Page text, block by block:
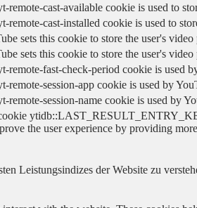
remote-cast-available cookie is used to
remote-cast-installed cookie is used to
sets this cookie to store the user's
sets this cookie to store the user's
remote-fast-check-period cookie is used
remote-session-app cookie is used by
remote-session-name cookie is used by
the user experience by providing
Leistungsindizes der Website zu